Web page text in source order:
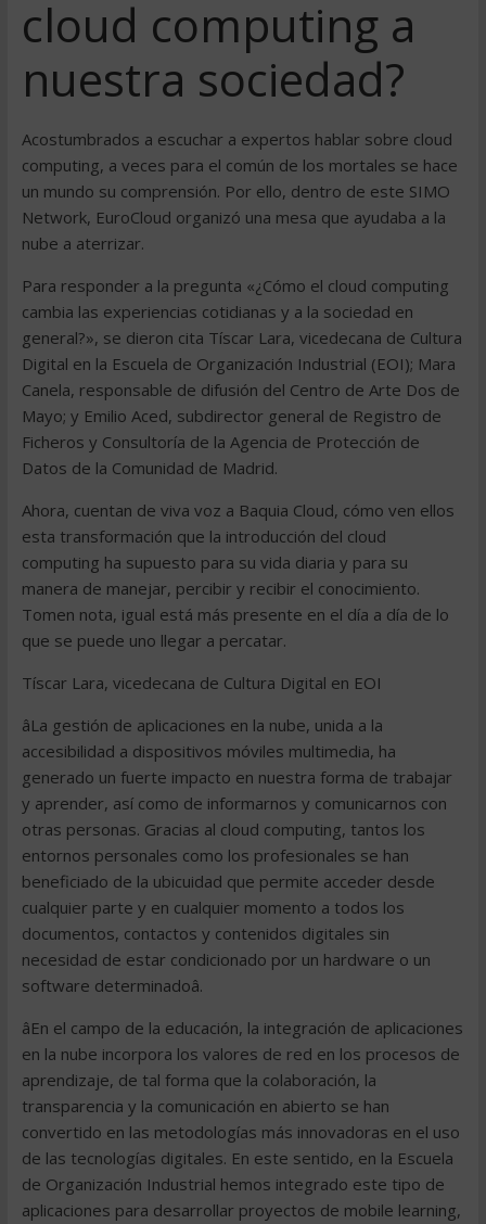
cloud computing a
nuestra sociedad?
Acostumbrados a escuchar a expertos hablar sobre cloud
computing, a veces para el común de los mortales se hace
un mundo su comprensión. Por ello, dentro de este SIMO
Network, EuroCloud organizó una mesa que ayudaba a la
nube a aterrizar.
Para responder a la pregunta «¿Cómo el cloud computing
cambia las experiencias cotidianas y a la sociedad en
general?», se dieron cita Tíscar Lara, vicedecana de Cultura
Digital en la Escuela de Organización Industrial (EOI); Mara
Canela, responsable de difusión del Centro de Arte Dos de
Mayo; y Emilio Aced, subdirector general de Registro de
Ficheros y Consultoría de la Agencia de Protección de
Datos de la Comunidad de Madrid.
Ahora, cuentan de viva voz a Baquia Cloud, cómo ven ellos
esta transformación que la introducción del cloud
computing ha supuesto para su vida diaria y para su
manera de manejar, percibir y recibir el conocimiento.
Tomen nota, igual está más presente en el día a día de lo
que se puede uno llegar a percatar.
Tíscar Lara, vicedecana de Cultura Digital en EOI
âLa gestión de aplicaciones en la nube, unida a la
accesibilidad a dispositivos móviles multimedia, ha
generado un fuerte impacto en nuestra forma de trabajar
y aprender, así como de informarnos y comunicarnos con
otras personas. Gracias al cloud computing, tantos los
entornos personales como los profesionales se han
beneficiado de la ubicuidad que permite acceder desde
cualquier parte y en cualquier momento a todos los
documentos, contactos y contenidos digitales sin
necesidad de estar condicionado por un hardware o un
software determinadoâ.
âEn el campo de la educación, la integración de aplicaciones
en la nube incorpora los valores de red en los procesos de
aprendizaje, de tal forma que la colaboración, la
transparencia y la comunicación en abierto se han
convertido en las metodologías más innovadoras en el uso
de las tecnologías digitales. En este sentido, en la Escuela
de Organización Industrial hemos integrado este tipo de
aplicaciones para desarrollar proyectos de mobile learning,